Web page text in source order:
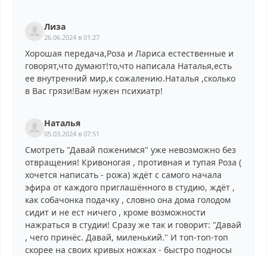
Лиза
26.06.2024 в 01:27
Хорошая передача,Роза и Лариса естественные и
говорят,что думают!то,что написала Наталья,есть
ее внутренний мир,к сожалению.Наталья ,сколько
в Вас грязи!Вам нужен психиатр!
Наталья
05.03.2024 в 07:51
Смотреть "Давай поженимся" уже невозможно без
отвращения! Кривоногая , противная и тупая Роза (
хочется написать - рожа) ждёт с самого начала
эфира от каждого приглашённого в студию, ждёт ,
как собачонка подачку , словно она дома голодом
сидит и не ест ничего , кроме возможности
нажраться в студии! Сразу же так и говорит: "Давай
, чего принёс. Давай, миленький." И топ-топ-топ
скорее на своих кривых ножках - быстро подносы